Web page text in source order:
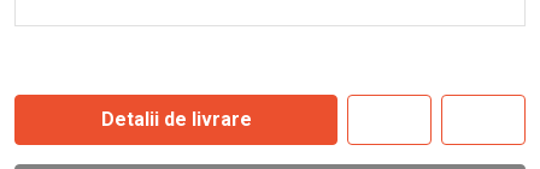
Detalii de livrare